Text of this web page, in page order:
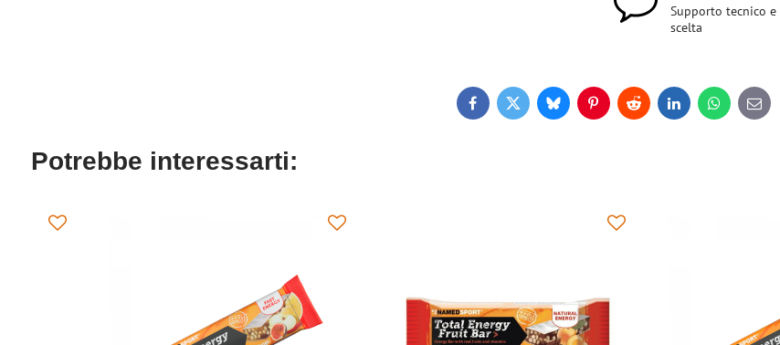
Supporto tecnico e
scelta
FacebookTwitterBlueskyPinterestRedditLinkedInWhatsApp
E-
mail
Potrebbe interessarti: